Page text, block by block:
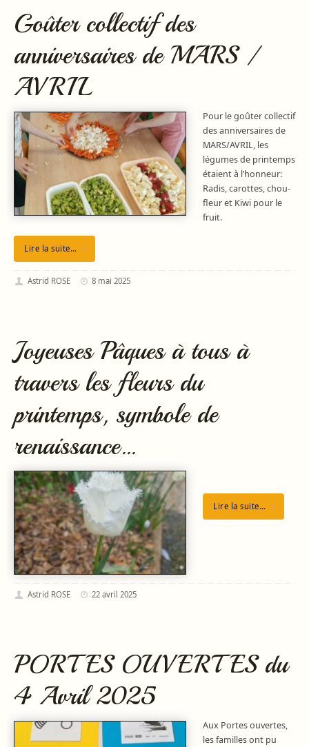
Goûter collectif des
anniversaires de MARS /
AVRIL
Pour le goûter collectif
des anniversaires de
MARS/AVRIL, les
légumes de printemps
étaient à l’honneur:
Radis, carottes, chou-
fleur et Kiwi pour le
fruit.
Lire la suite…
Astrid ROSE 8 mai 2025
Joyeuses Pâques à tous à
travers les fleurs du
printemps, symbole de
renaissance…
Lire la suite…
Astrid ROSE 22 avril 2025
PORTES OUVERTES du
4 Avril 2025
Aux Portes ouvertes,
les familles ont pu